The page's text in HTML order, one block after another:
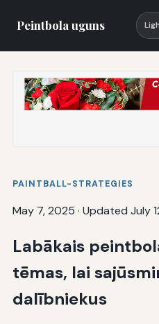
Peintbola uguns
PAINTBALL-STRATEGIES
May 7, 2025 · Updated July
Labākais
tēmas, lai
dalībniekus